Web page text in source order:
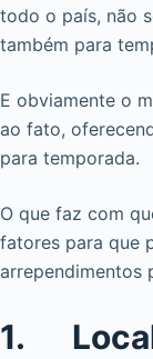
todo o país, não
também para
E obviamente o
ao fato,
para temporada.
O que faz com
fatores para que
arrependimentos
1.